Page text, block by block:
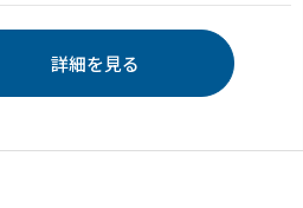
詳細を見る